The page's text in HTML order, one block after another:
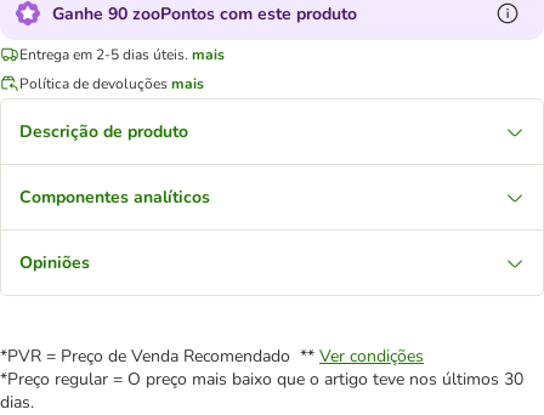
Ganhe 90 zooPontos com este produto
Entrega em 2-5 dias úteis. mais
Política de devoluçõesmais
Descrição de produto
Componentes analíticos
Opiniões
*PVR = Preço de Venda Recomendado ** Ver condições
*Preço regular = O preço mais baixo que o artigo teve nos últimos 30
dias.